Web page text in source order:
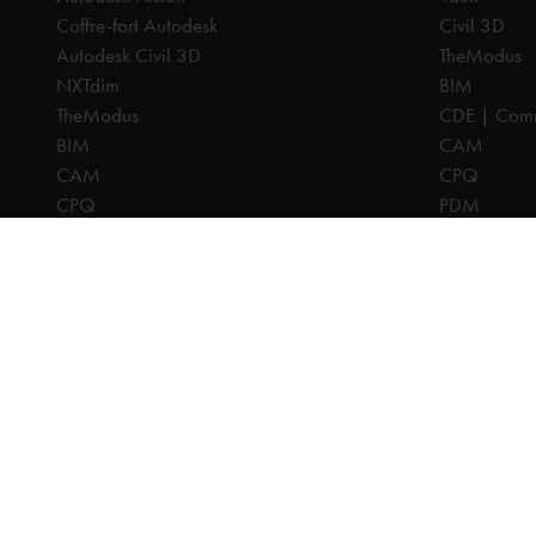
Coffre-fort Autodesk
Autodesk Civil 3D
NXTdim
TheModus
BIM
CAM
CPQ
Civil 3D
TheModus
BIM
CDE |
CAM
CPQ
PDM